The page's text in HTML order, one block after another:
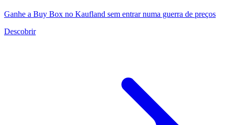
Ganhe a Buy Box no Kaufland sem entrar numa guerra de preços
Descobrir